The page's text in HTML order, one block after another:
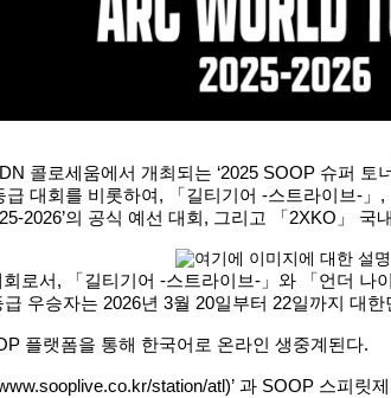
콜로세움에서 개최되는 ‘2025 SOOP 슈퍼
급 대회를 비롯하여, 「길티기어 -스트라이브-
2026’의 공식 예선 대회, 그리고 「2XKO」
회로서, 「길티기어 -스트라이브-」와 「언더
우승자는 2026년 3월 20일부터 22일까지 대
플랫폼을 통해 한국어로 온라인 생중계된다.
station/atl)’ 과 SOOP 스피릿